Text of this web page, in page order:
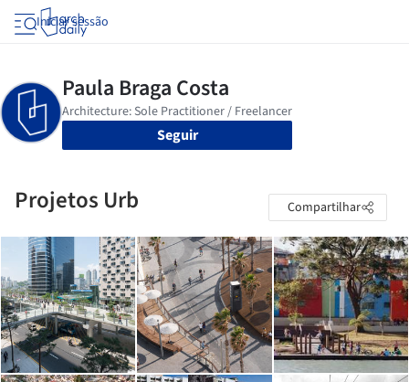
Iniciar sessão
Seguir
Projetos Urb Compartilhar